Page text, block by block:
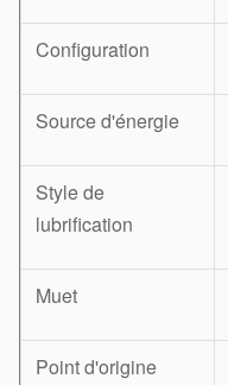
Configuration
Source d'énergie
Style de
lubrification
Muet
Point d'origine